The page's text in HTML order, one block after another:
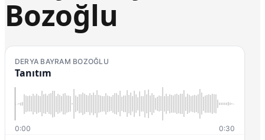
Bozoğlu
DERYA BAYRAM BOZOĞLU
Tanıtım
0:00 0:30